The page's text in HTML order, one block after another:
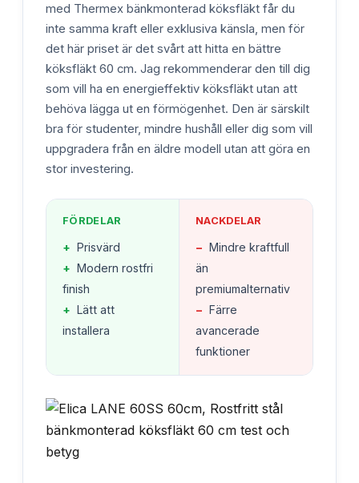
med Thermex bänkmonterad köksfläkt får du
inte samma kraft eller exklusiva känsla, men för
det här priset är det svårt att hitta en bättre
köksfläkt 60 cm. Jag rekommenderar den till dig
som vill ha en energieffektiv köksfläkt utan att
behöva lägga ut en förmögenhet. Den är särskilt
bra för studenter, mindre hushåll eller dig som vill
uppgradera från en äldre modell utan att göra en
stor investering.
FÖRDELAR
+ Prisvärd
+ Modern rostfri
finish
+ Lätt att
installera
NACKDELAR
− Mindre kraftfull
än
premiumalternativ
− Färre
avancerade
funktioner